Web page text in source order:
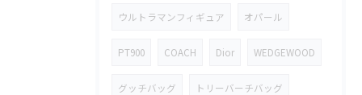
ウルトラマンフィギュア オパール
PT900 COACH Dior WEDGEWOOD
グッチバッグ トリーバーチバッグ